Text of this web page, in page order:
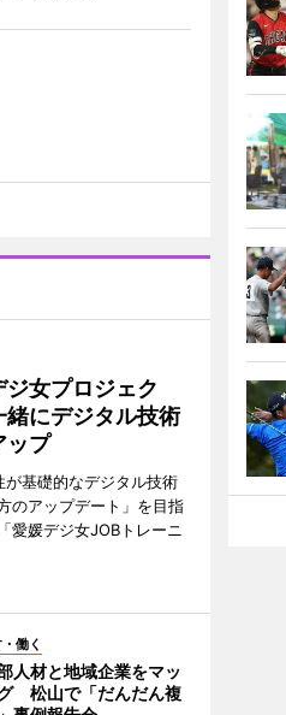
女プロジェク
にデジタル技術
ップ
基礎的なデジタル技術
のアップデート」を目指
愛媛デジ女JOBトレーニ
働く
人材と地域企業をマッ
松山で「だんだん複